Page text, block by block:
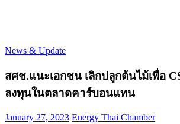
News & Update
สศช.แนะเอกชน เลิกปลูกต้นไม้เพื่อ
ลงทุนในตลาดคาร์บอนแทน
January 27, 2023 Energy Thai Chamber